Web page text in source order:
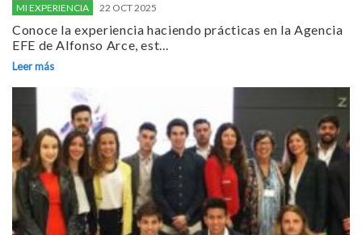
MI EXPERIENCIA 22 OCT 2025
Conoce la experiencia haciendo prácticas en la Agencia
EFE de Alfonso Arce, est...
Leer más